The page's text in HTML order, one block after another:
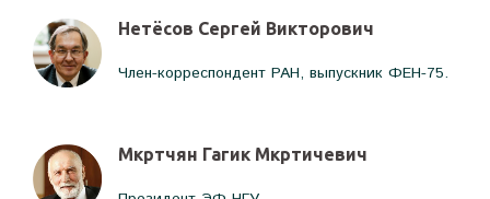
Нетёсов Сергей Викторович
Член-корреспондент РАН, выпускник ФЕН-75.
Мкртчян Гагик Мкртичевич